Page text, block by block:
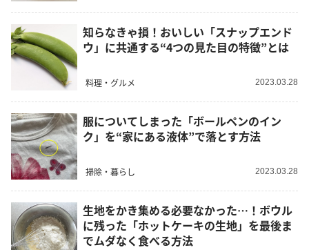
知らなきゃ損！おいしい「スナップエンド
ウ」に共通する“4つの見た目の特徴”とは
料理・グルメ 2023.03.28
服についてしまった「ボールペンのイン
ク」を“家にある液体”で落とす方法
掃除・暮らし 2023.03.28
生地をかき集める必要なかった…！ボウル
に残った「ホットケーキの生地」を最後ま
でムダなく食べる方法